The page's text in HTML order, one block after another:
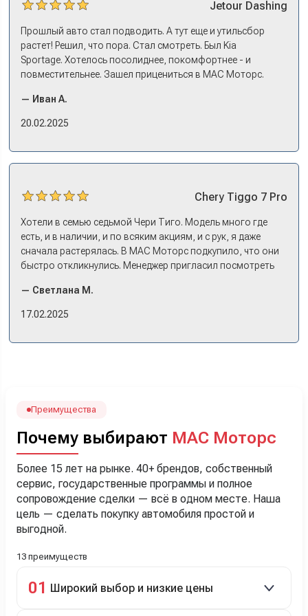
Jetour Dashing
Прошлый авто стал подводить. А тут еще и утильсбор
растет! Решил, что пора. Стал смотреть. Был Kia
Sportage. Хотелось посолиднее, покомфортнее - и
повместительнее. Зашел прицениться в МАС Моторс.
и прям мое! Даже не скажешь, что «китаец». Прям не
вылезая из него и порешали. Спортэйдж в трейд-ин
— Иван А.
20.02.2025
Chery Tiggo 7 Pro
Хотели в семью седьмой Чери Тиго. Модель много где
есть, и в наличии, и по всяким акциям, и с рук, я даже
сначала растерялась. В МАС Моторс подкупило, что они
быстро откликнулись. Менеджер пригласил посмотреть
примериться. Нам тут недалеко, пришли в салон - и в тот
же день купили машину! Неожиданно, но довольны! Все
менеджеру Сергею, профессионал своего дела!
— Светлана М.
17.02.2025
Преимущества
Почему выбирают МАС Моторс
Более 15 лет на рынке. 40+ брендов, собственный
сервис, государственные программы и полное
сопровождение сделки — всё в одном месте. Наша
цель — сделать покупку автомобиля простой и
выгодной.
13 преимуществ
01 Широкий выбор и низкие цены